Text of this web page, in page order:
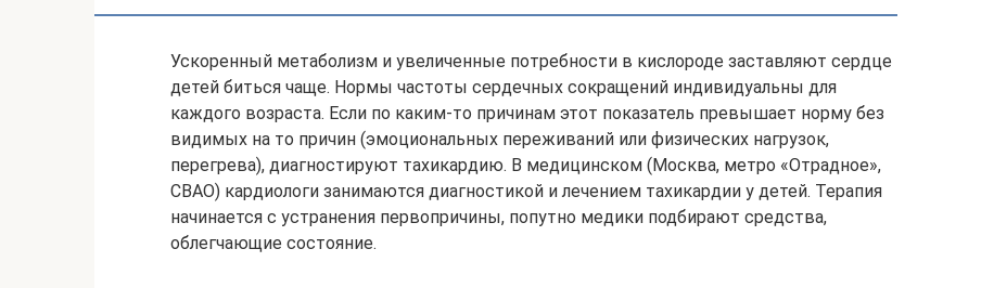
Ускоренный метаболизм и увеличенные потребности в кислороде заставляют сердце
детей биться чаще. Нормы частоты сердечных сокращений индивидуальны для
каждого возраста. Если по каким-то причинам этот показатель превышает норму без
видимых на то причин (эмоциональных переживаний или физических нагрузок,
перегрева), диагностируют тахикардию. В медицинском (Москва, метро «Отрадное»,
СВАО) кардиологи занимаются диагностикой и лечением тахикардии у детей. Терапия
начинается с устранения первопричины, попутно медики подбирают средства,
облегчающие состояние.